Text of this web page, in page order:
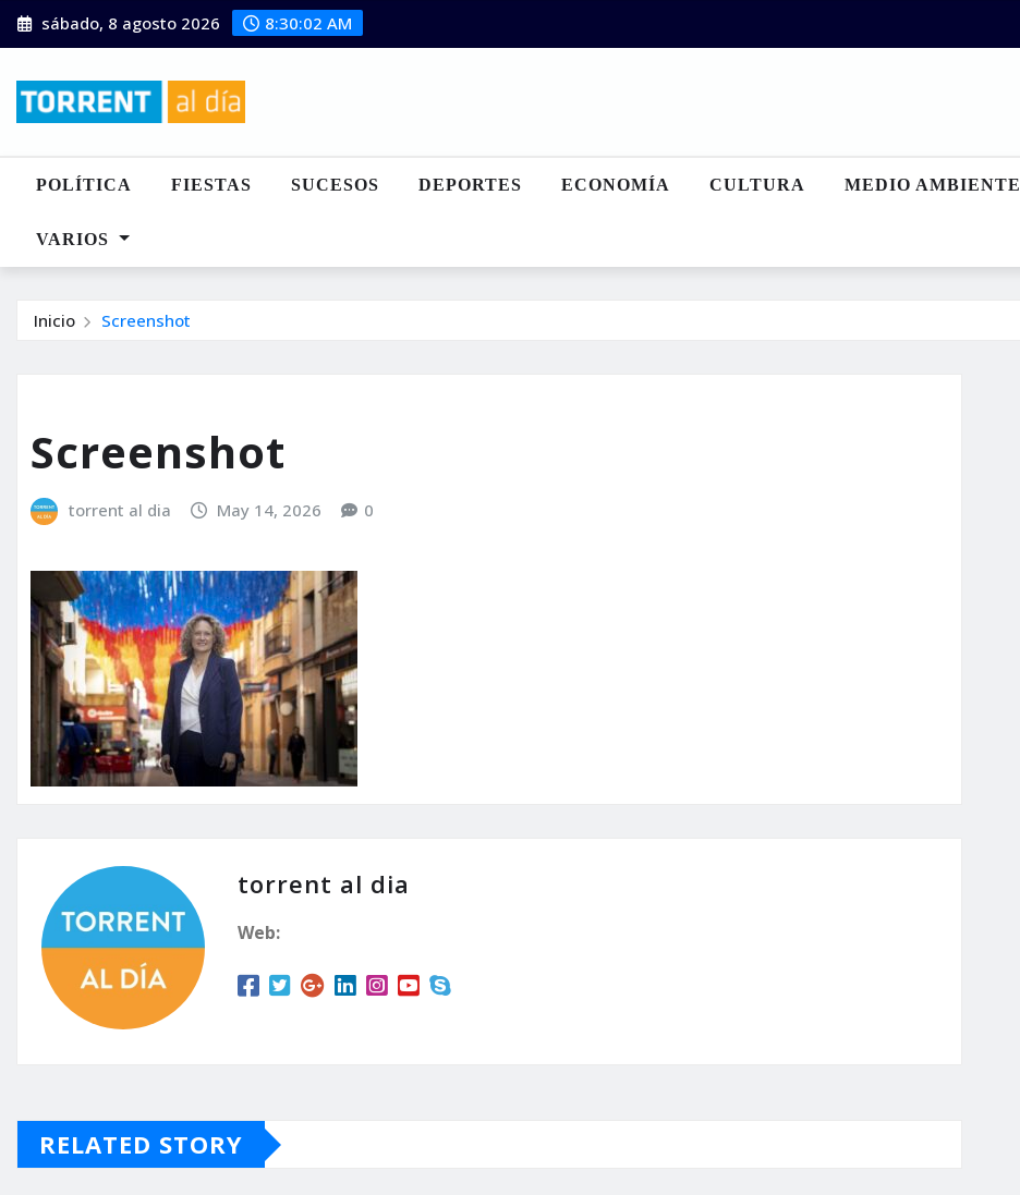
Saltar
al
sábado, 8 agosto 2026 8:30:03 AM
POLÍTICA FIESTAS SUCESOS DEPORTES ECONOMÍA CULTURA MEDIO AMBIENTE
VARIOS
Inicio Screenshot
Screenshot
torrent al dia May 14, 2026 0
torrent al dia
Web:
RELATED STORY